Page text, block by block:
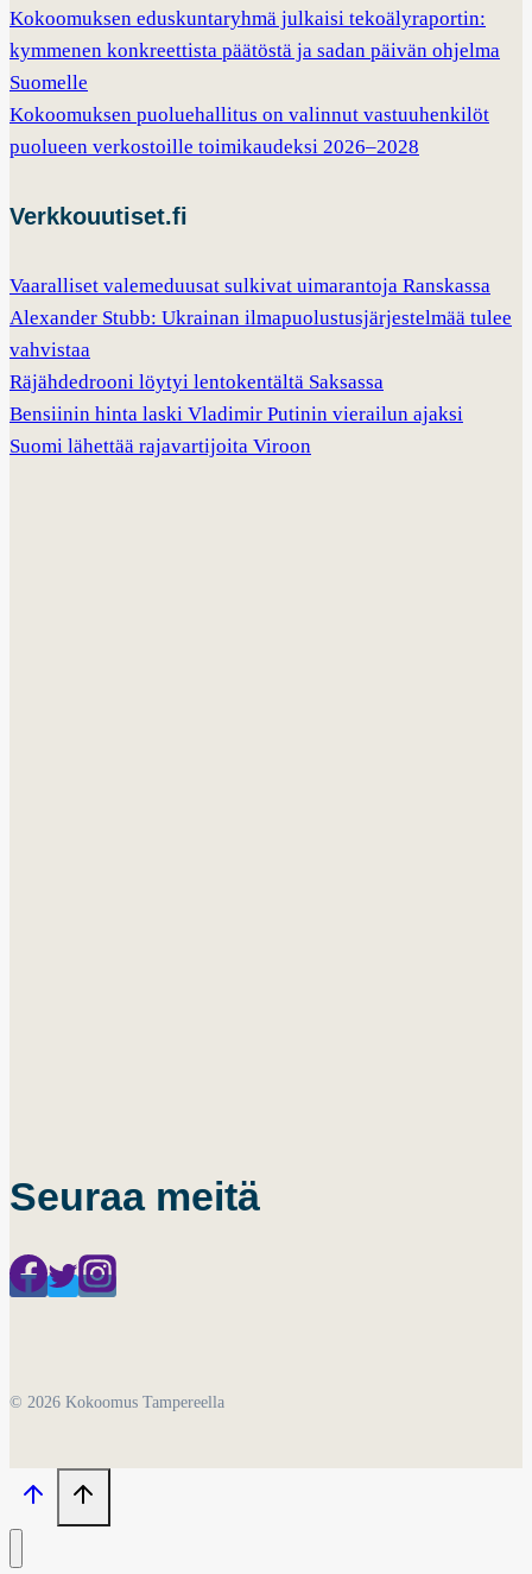
Kokoomuksen eduskuntaryhmä julkaisi tekoälyraportin:
kymmenen konkreettista päätöstä ja sadan päivän ohjelma
Suomelle
Kokoomuksen puoluehallitus on valinnut vastuuhenkilöt
puolueen verkostoille toimikaudeksi 2026–2028
Verkkouutiset.fi
Vaaralliset valemeduusat sulkivat uimarantoja Ranskassa
Alexander Stubb: Ukrainan ilmapuolustusjärjestelmää tulee
vahvistaa
Räjähdedrooni löytyi lentokentältä Saksassa
Bensiinin hinta laski Vladimir Putinin vierailun ajaksi
Suomi lähettää rajavartijoita Viroon
Seuraa meitä
© 2026 Kokoomus Tampereella